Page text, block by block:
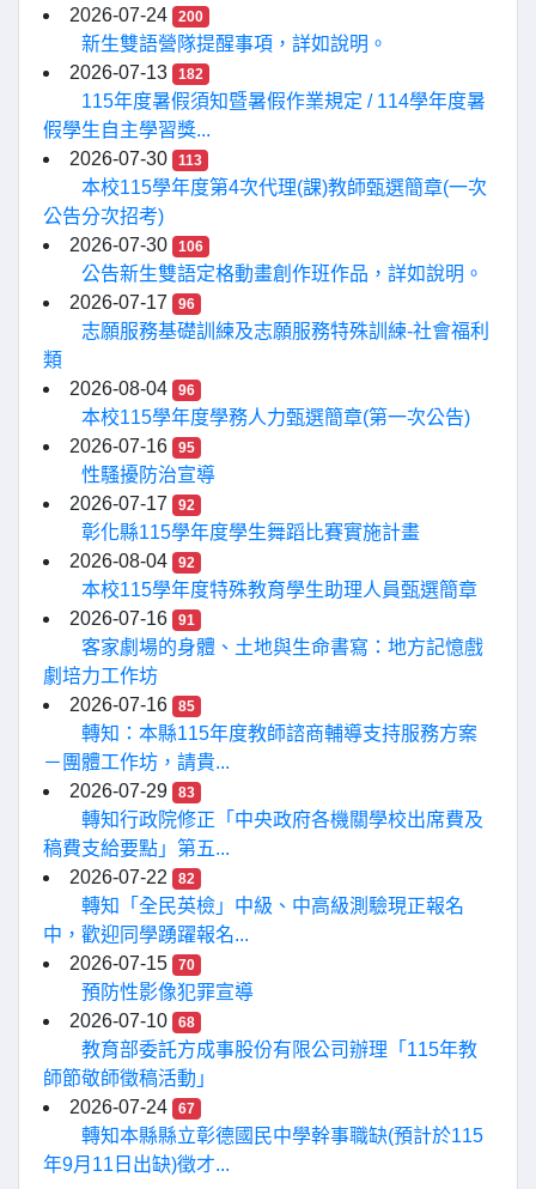
2026-07-24 200
新生雙語營隊提醒事項，詳如說明。
2026-07-13
182
115年度暑假須知暨暑假作業規定 / 114學年度暑
假學生自主學習獎...
2026-07-30
113
本校115學年度第4次代理(課)教師甄選簡章(一次
公告分次招考)
2026-07-30
106
公告新生雙語定格動畫創作班作品，詳如說明。
2026-07-17
96
志願服務基礎訓練及志願服務特殊訓練-社會福利
類
2026-08-04
96
本校115學年度學務人力甄選簡章(第一次公告)
2026-07-16
95
性騷擾防治宣導
2026-07-17
92
彰化縣115學年度學生舞蹈比賽實施計畫
2026-08-04
92
本校115學年度特殊教育學生助理人員甄選簡章
2026-07-16
91
客家劇場的身體、土地與生命書寫：地方記憶戲
劇培力工作坊
2026-07-16
85
轉知：本縣115年度教師諮商輔導支持服務方案
－團體工作坊，請貴...
2026-07-29
83
轉知行政院修正「中央政府各機關學校出席費及
稿費支給要點」第五...
2026-07-22
82
轉知「全民英檢」中級、中高級測驗現正報名
中，歡迎同學踴躍報名...
2026-07-15
70
預防性影像犯罪宣導
2026-07-10
68
教育部委託方成事股份有限公司辦理「115年教
師節敬師徵稿活動」
2026-07-24
67
轉知本縣縣立彰德國民中學幹事職缺(預計於115
年9月11日出缺)徵才...